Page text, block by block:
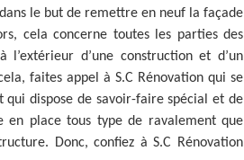
le but de remettre en neuf la façade
cela concerne toutes les parties des
d’une construction et d’un
faites appel à S.C Rénovation qui se
qui dispose de savoir-faire spécial et de
en place tous type de ravalement que
Donc, confiez à S.C Rénovation